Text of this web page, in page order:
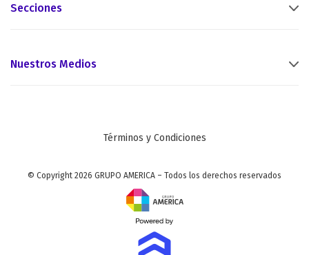
Secciones
Nuestros Medios
Términos y Condiciones
© Copyright 2026 GRUPO AMERICA – Todos los derechos reservados